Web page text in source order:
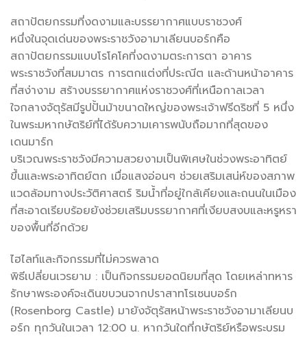
สถาปัตยกรรมที่งดงามและบรรยากาศแบบราชวงศ์
หนึ่งในจุดเด่นของพระราชวังอามาเลียนบอร์กคือ
สถาปัตยกรรมแบบโรโคโคที่งดงามตระการตา อาคาร
พระราชวังที่สมมาตร การตกแต่งที่ประณีต และด้านหน้าอาคาร
ที่สง่างาม สร้างบรรยากาศแห่งราชวงศ์ที่เหนือกาลเวลา
ใจกลางจัตุรัสมีรูปปั้นม้าขนาดใหญ่ของพระเจ้าฟรีดริชที่ 5 หนึ่ง
ในพระมหากษัตริย์ที่ได้รับความเคารพนับถือมากที่สุดของ
เดนมาร์ก
บริเวณพระราชวังมีความสวยงามเป็นพิเศษในช่วงพระอาทิตย์
ขึ้นและพระอาทิตย์ตก เมื่อแสงอ่อนๆ ช่วยเสริมเสน่ห์ของสภาพ
แวดล้อมทางประวัติศาสตร์ ริมน้ำที่อยู่ใกล้เคียงและถนนในเมือง
ที่สะอาดเรียบร้อยยังช่วยเสริมบรรยากาศที่เงียบสงบและหรูหรา
ของพื้นที่อีกด้วย
ไฮไลท์และกิจกรรมที่ไม่ควรพลาด
พิธีเปลี่ยนเวรยาม : เป็นกิจกรรมยอดนิยมที่สุด โดยเหล่าทหาร
รักษาพระองค์จะเดินขบวนจากปราสาทโรเซนบอร์ก
(Rosenborg Castle) มายังจัตุรัสหน้าพระราชวังอามาเลียนบ
อร์ก ทุกวันในเวลา 12:00 น. หากวันใดที่กษัตริย์หรือพระบรม